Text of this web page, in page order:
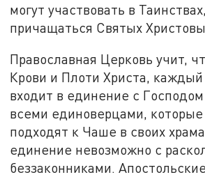
могут участвовать в
причащаться Святых
Православная Церковь учит,
Крови и Плоти Христа, каждый
входит в единение с
всеми единоверцами,
подходят к Чаше в своих
единение невозможно с
беззаконниками.